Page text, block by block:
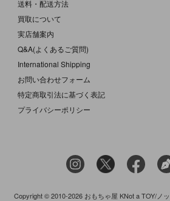
送料・配送方法
買取について
実店舗案内
Q&A(よくあるご質問)
International Shipping
お問い合わせフォーム
特定商取引法に基づく表記
プライバシーポリシー
Copyright © 2010-2026 おもちゃ屋 KNot a TOY/ノ